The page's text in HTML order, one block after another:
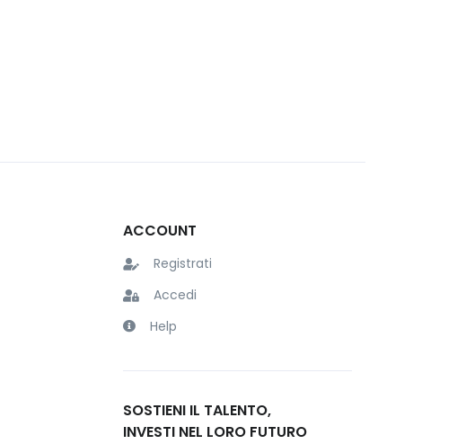
ACCOUNT
Registrati
Accedi
Help
SOSTIENI IL TALENTO,
INVESTI NEL LORO FUTURO